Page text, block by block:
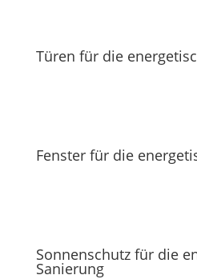
Türen für die
Fenster für die
Sonnenschutz für die
Sanierung